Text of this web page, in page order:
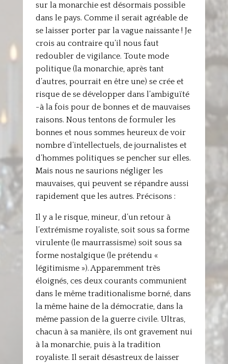
sur la monarchie est désormais possible
dans le pays. Comme il serait agréable de
se laisser porter par la vague naissante ! Je
crois au contraire qu’il nous faut
redoubler de vigilance. Toute mode
politique (la monarchie, après tant
d’autres, pourrait en être une) se crée et
risque de se développer dans l’ambiguïté
-à la fois pour de bonnes et de mauvaises
raisons. Nous tentons de formuler les
bonnes et nous sommes heureux de voir
nombre d’intellectuels, de journalistes et
d’hommes politiques se pencher sur elles.
Mais nous ne saurions négliger les
mauvaises, qui peuvent se répandre aussi
rapidement que les autres. Précisons :
Il y a le risque, mineur, d’un retour à
l’extrémisme royaliste, soit sous sa forme
virulente (le maurrassisme) soit sous sa
forme nostalgique (le prétendu «
légitimisme »). Apparemment très
éloignés, ces deux courants communient
dans le même traditionalisme borné, dans
la même haine de la démocratie, dans la
même passion de la guerre civile. Ultras,
chacun à sa manière, ils ont gravement nui
à la monarchie, puis à la tradition
royaliste. Il serait désastreux de laisser